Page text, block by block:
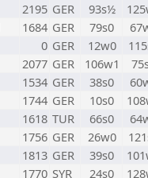
2195 GER 93s½
1684 GER 79s0
0 GER 12w0
2077 GER 106w1
1534 GER 38s0
1744 GER 10s0
1618 TUR 66s0
1756 GER 26w0
1813 GER 39s0
1770 SYR 24s0